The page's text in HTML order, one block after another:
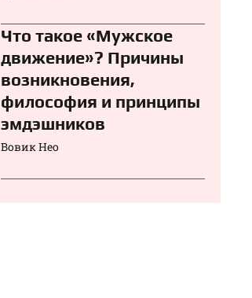
Что такое «Мужское
движение»? Причины
возникновения,
философия и принципы
эмдэшников
Вовик Нео